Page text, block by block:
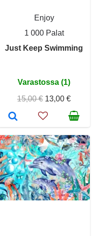
Enjoy
1 000 Palat
Just Keep Swimming
Varastossa (1)
15,00 € 13,00 €